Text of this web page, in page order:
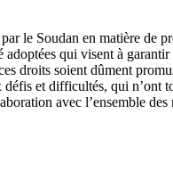
le Soudan en matière de
qui visent à
droits soient dûment
et difficultés, qui n’ont
avec l’ensemble des